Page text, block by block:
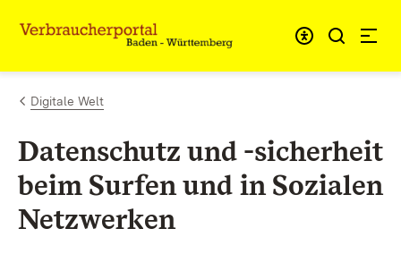
Zum Inhalt springen
Link zur Startseite
Digitale Welt
Datenschutz und -sicherheit
beim Surfen und in Sozialen
Netzwerken